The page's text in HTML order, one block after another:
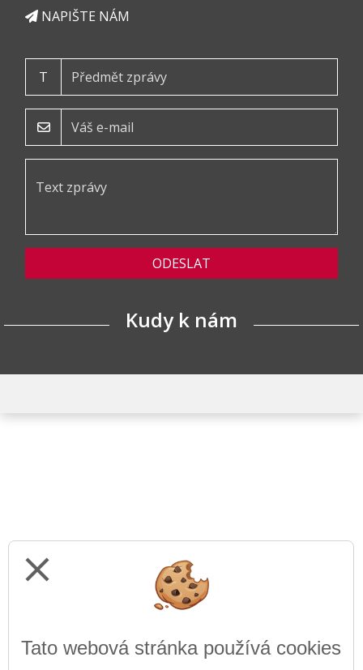
NAPIŠTE NÁM
T
ODESLAT
Kudy k nám
close
Tato webová stránka používá cookies